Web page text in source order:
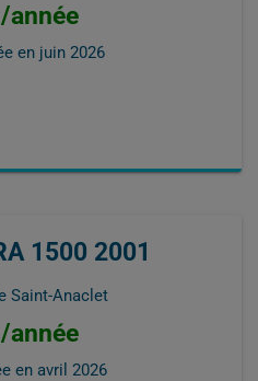
année
en juin 2026
1500 2001
Saint-Anaclet
année
en avril 2026